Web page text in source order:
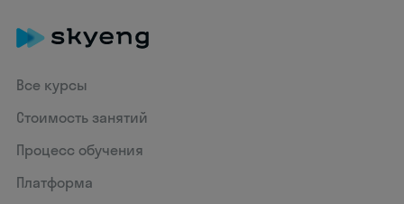
Все курсы
Стоимость занятий
Процесс обучения
Платформа